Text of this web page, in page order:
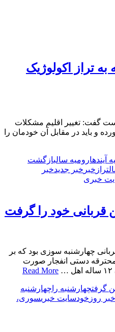
تراز اکولوژیک
گفت: تغییر اقلیم مشکلات
و باید در مقابل آن خودمان را
آیندهارومیه سالبازگشت
تراز خبر خبر جدیدخبر
خبری
قربانی خود را گرفت
قربانی چهارشنبه سوزی بود که بر
محترقه دستی انفجار صورت
Read More
گرفتچهارشنبه را چهارشنبه
خبر روز خودسایت خبریسوری،